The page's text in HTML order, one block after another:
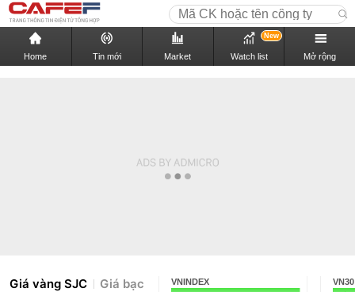
Home Tin mới Market Watch list
New
Mở rộng
Giá vàng SJC Giá bạc VNINDEX VN30